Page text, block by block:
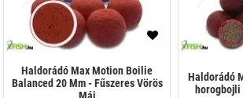
Haldorádó Max Motion Boilie
Balanced 20 Mm - Fűszeres Vörös
Haldorádó
horogbojli